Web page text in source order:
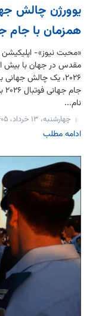
یوورژن چالش
همزمان با جام جهانی ۲۰۲۶
۲۰۲۶، یک چالش
نام...
چهارشنبه، ۱۳ خرداد، ۱۴۰۵
ادامه مطلب